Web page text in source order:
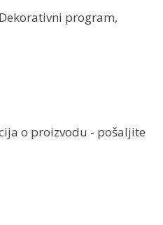
Dekorativni program,
o proizvodu - pošaljite